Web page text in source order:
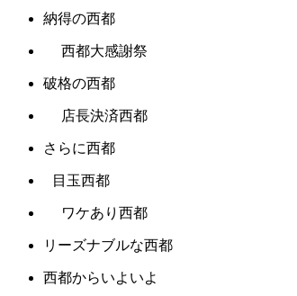
納得の西都
西都大感謝祭
破格の西都
店長決済西都
さらに西都
目玉西都
ワケあり西都
リーズナブルな西都
西都からいよいよ